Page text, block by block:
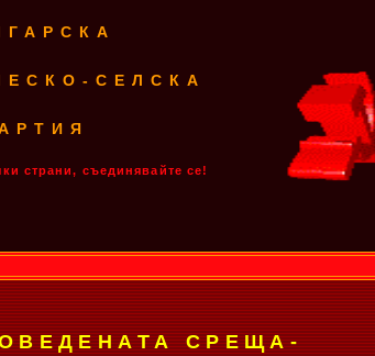
СЕЛСКА
страни, съединявайте се!
СРЕЩА-